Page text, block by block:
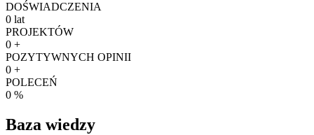
DOŚWIADCZENIA
0 lat
PROJEKTÓW
0 +
POZYTYWNYCH OPINII
0 +
POLECEŃ
0 %
Baza wiedzy